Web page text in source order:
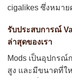
cigalikes ซึ่งหมา
รับประสบการณ์
ล่าสุดของเรา
Mods เป็นอุปกรณ์
สูง และมีขนาดที่ใ